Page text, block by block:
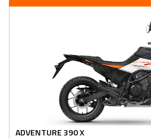
ADVENTURE 390 X